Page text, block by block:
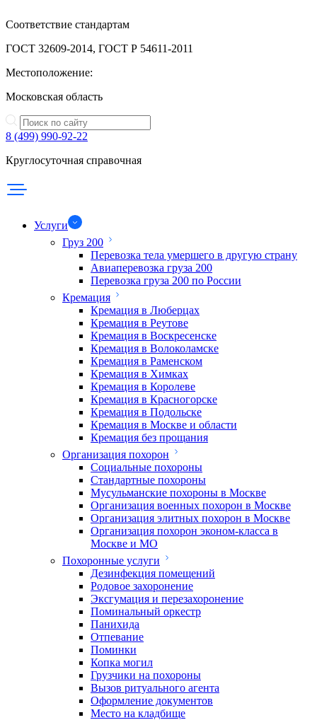
Соответствие стандартам
ГОСТ 32609-2014, ГОСТ Р 54611-2011
Местоположение:
Московская область
8 (499) 990-92-22
Круглосуточная справочная
Услуги
Груз 200
Перевозка тела умершего в другую страну
Авиаперевозка груза 200
Перевозка груза 200 по России
Кремация
Кремация в Люберцах
Кремация в Реутове
Кремация в Воскресенске
Кремация в Волоколамске
Кремация в Раменском
Кремация в Химках
Кремация в Королеве
Кремация в Красногорске
Кремация в Подольске
Кремация в Москве и области
Кремация без прощания
Организация похорон
Социальные похороны
Стандартные похороны
Мусульманские похороны в Москве
Организация военных похорон в Москве
Организация элитных похорон в Москве
Организация похорон эконом-класса в
Москве и МО
Похоронные услуги
Дезинфекция помещений
Родовое захоронение
Эксгумация и перезахоронение
Поминальный оркестр
Панихида
Отпевание
Поминки
Копка могил
Грузчики на похороны
Вызов ритуального агента
Оформление документов
Место на кладбище